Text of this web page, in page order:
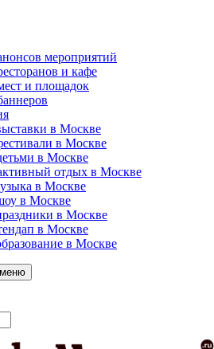
мероприятий
и кафе
и площадок
в Москве
в Москве
в Москве
отдых в Москве
в Москве
в Москве
в Москве
в Москве
в Москве